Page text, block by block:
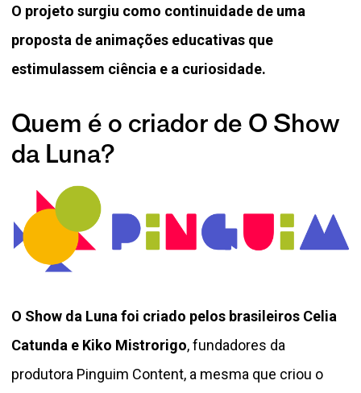
O projeto surgiu como continuidade de uma
proposta de animações educativas que
estimulassem ciência e a curiosidade.
Quem é o criador de O Show
da Luna?
O Show da Luna foi criado pelos brasileiros Celia
Catunda e Kiko Mistrorigo, fundadores da
produtora Pinguim Content, a mesma que criou o